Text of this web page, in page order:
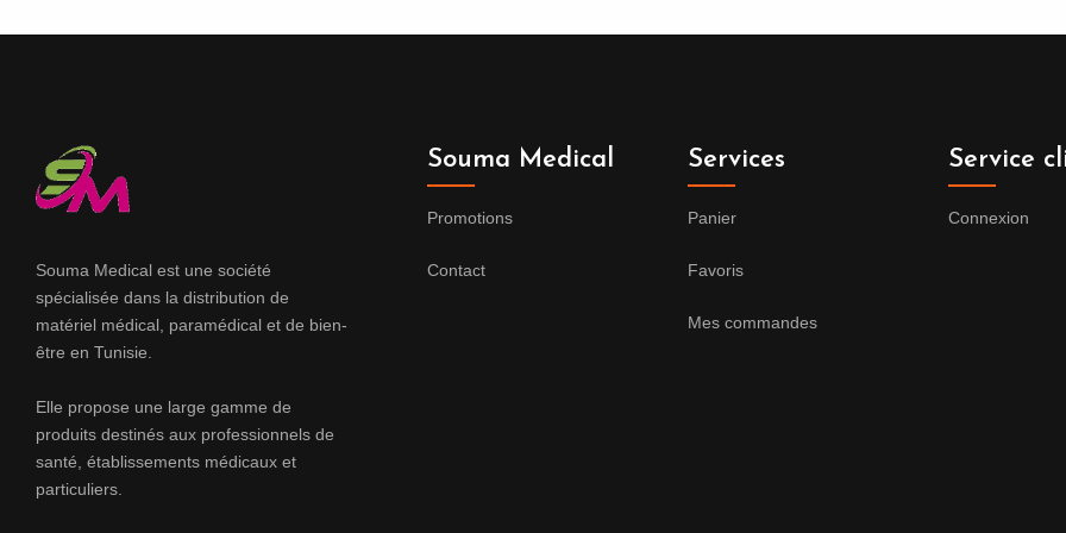
Souma Medical est une société
spécialisée dans la distribution de
matériel médical, paramédical et de bien-
être en Tunisie.
Elle propose une large gamme de
produits destinés aux professionnels de
santé, établissements médicaux et
particuliers.
Souma Medical
Promotions
Contact
Services
Panier
Favoris
Mes commandes
Service
Connexion